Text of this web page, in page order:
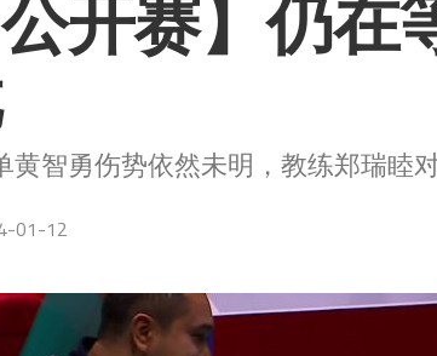
公开赛】仍
黄智勇伤势依然未明，教练郑瑞睦
01-12